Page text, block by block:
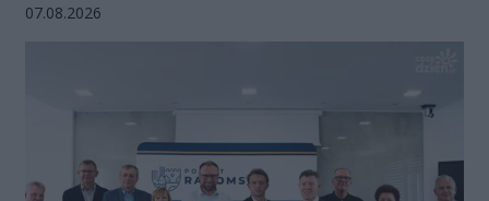
Data dodania galerii:
07.08.2026